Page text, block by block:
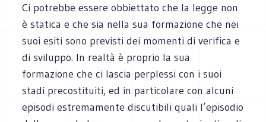
Ci potrebbe essere obbiettato che la legge non
è statica e che sia nella sua formazione che nei
suoi esiti sono previsti dei momenti di verifica e
di sviluppo. In realtà è proprio la sua
formazione che ci lascia perplessi con i suoi
stadi precostituiti, ed in particolare con alcuni
episodi estremamente discutibili quali l’episodio